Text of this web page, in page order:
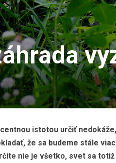
istotou určiť
že sa budeme stále
nie je všetko, svet sa totiž